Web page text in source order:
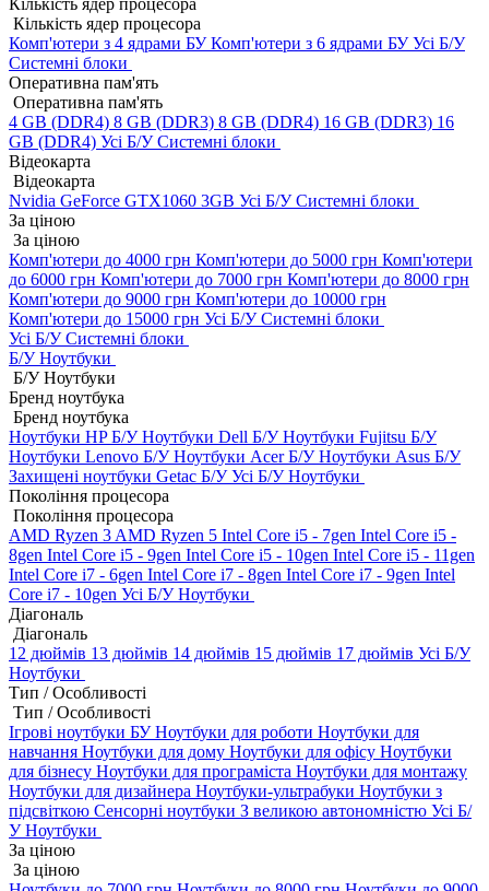
Кількість ядер процесора
Кількість ядер процесора
Комп'ютери з 4 ядрами БУКомп'ютери з 6 ядрами БУУсі Б/У
Системні блоки
Оперативна пам'ять
Оперативна пам'ять
4 GB (DDR4) 8 GB (DDR3) 8 GB (DDR4) 16 GB (DDR3) 16
GB (DDR4) Усі Б/У Системні блоки
Відеокарта
Відеокарта
Nvidia GeForce GTX1060 3GB Усі Б/У Системні блоки
За ціною
За ціною
Комп'ютери до 4000 грн Комп'ютери до 5000 грн Комп'ютери
до 6000 грн Комп'ютери до 7000 грн Комп'ютери до 8000 грн
Комп'ютери до 9000 грн Комп'ютери до 10000 грн
Комп'ютери до 15000 грн Усі Б/У Системні блоки
Усі Б/У Системні блоки
Б/У Ноутбуки
Б/У Ноутбуки
Бренд ноутбука
Бренд ноутбука
Ноутбуки HP Б/УНоутбуки Dell Б/УНоутбуки Fujitsu Б/У
Ноутбуки Lenovo Б/УНоутбуки Acer Б/УНоутбуки Asus Б/У
Захищені ноутбуки Getac Б/УУсі Б/У Ноутбуки
Покоління процесора
Покоління процесора
AMD Ryzen 3 AMD Ryzen 5 Intel Core i5 - 7gen Intel Core i5 -
8gen Intel Core i5 - 9gen Intel Core i5 - 10gen Intel Core i5 - 11gen
Intel Core i7 - 6gen Intel Core i7 - 8gen Intel Core i7 - 9gen Intel
Core i7 - 10gen Усі Б/У Ноутбуки
Діагональ
Діагональ
12 дюймів 13 дюймів 14 дюймів 15 дюймів 17 дюймів Усі Б/У
Ноутбуки
Тип / Особливості
Тип / Особливості
Ігрові ноутбуки БУНоутбуки для роботи Ноутбуки для
навчання Ноутбуки для дому Ноутбуки для офісу Ноутбуки
для бізнесу Ноутбуки для програміста Ноутбуки для монтажу
Ноутбуки для дизайнера Ноутбуки-ультрабуки Ноутбуки з
підсвіткою Сенсорні ноутбуки З великою автономністю Усі Б/
У Ноутбуки
За ціною
За ціною